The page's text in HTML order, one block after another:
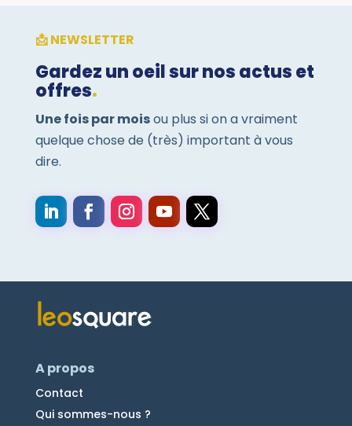
📩 NEWSLETTER
Gardez un oeil sur nos actus et
offres.
Une fois par moisou plus si on a vraiment
quelque chose de (très) important à vous
dire.
A propos
Contact
Qui sommes-nous ?